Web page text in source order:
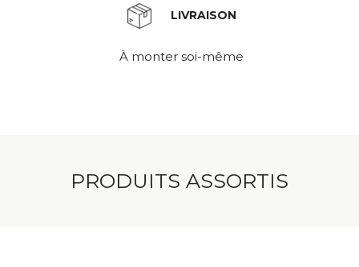
LIVRAISON
À monter soi-même
PRODUITS ASSORTIS